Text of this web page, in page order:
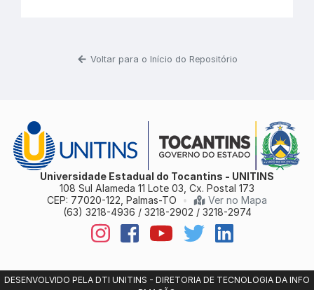
Voltar para o Início do Repositório
Universidade Estadual do Tocantins - UNITINS
108 Sul Alameda 11 Lote 03, Cx. Postal 173
CEP: 77020-122, Palmas-TO
•
Ver no Mapa
(63) 3218-4936 / 3218-2902 / 3218-2974
DESENVOLVIDO PELA DTI UNITINS - DIRETORIA DE TECNOLOGIA DA INFO